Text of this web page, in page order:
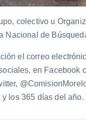
colectivo u
Nacional de
el correo
en Facebook
los 365 días del año.